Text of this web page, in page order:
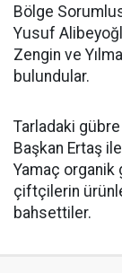
Bölge
Yusuf
Zengin ve
bulundular.
Tarladaki gübre
Başkan Ertaş
Yamaç organik
çiftçilerin
bahsettiler.